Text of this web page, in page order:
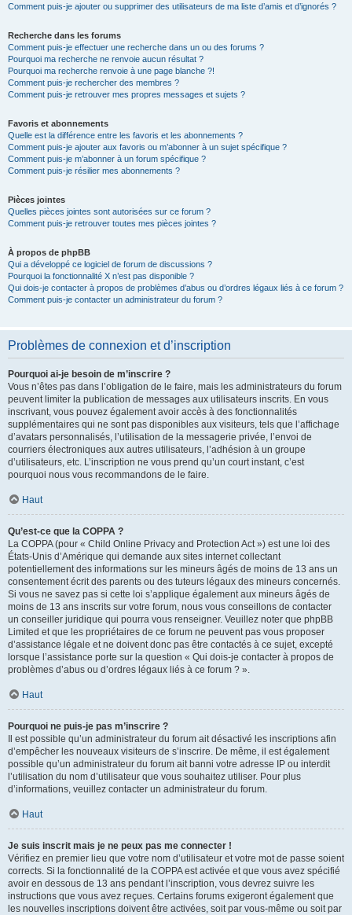
Comment puis-je ajouter ou supprimer des utilisateurs de ma liste d’amis et d’ignorés ?
Recherche dans les forums
Comment puis-je effectuer une recherche dans un ou des forums ?
Pourquoi ma recherche ne renvoie aucun résultat ?
Pourquoi ma recherche renvoie à une page blanche ?!
Comment puis-je rechercher des membres ?
Comment puis-je retrouver mes propres messages et sujets ?
Favoris et abonnements
Quelle est la différence entre les favoris et les abonnements ?
Comment puis-je ajouter aux favoris ou m’abonner à un sujet spécifique ?
Comment puis-je m’abonner à un forum spécifique ?
Comment puis-je résilier mes abonnements ?
Pièces jointes
Quelles pièces jointes sont autorisées sur ce forum ?
Comment puis-je retrouver toutes mes pièces jointes ?
À propos de phpBB
Qui a développé ce logiciel de forum de discussions ?
Pourquoi la fonctionnalité X n’est pas disponible ?
Qui dois-je contacter à propos de problèmes d’abus ou d’ordres légaux liés à ce forum ?
Comment puis-je contacter un administrateur du forum ?
Problèmes de connexion et d’inscription
Pourquoi ai-je besoin de m’inscrire ?
Vous n’êtes pas dans l’obligation de le faire, mais les administrateurs du forum
peuvent limiter la publication de messages aux utilisateurs inscrits. En vous
inscrivant, vous pouvez également avoir accès à des fonctionnalités
supplémentaires qui ne sont pas disponibles aux visiteurs, tels que l’affichage
d’avatars personnalisés, l’utilisation de la messagerie privée, l’envoi de
courriers électroniques aux autres utilisateurs, l’adhésion à un groupe
d’utilisateurs, etc. L’inscription ne vous prend qu’un court instant, c’est
pourquoi nous vous recommandons de le faire.
Haut
Qu’est-ce que la COPPA ?
La COPPA (pour « Child Online Privacy and Protection Act ») est une loi des
États-Unis d’Amérique qui demande aux sites internet collectant
potentiellement des informations sur les mineurs âgés de moins de 13 ans un
consentement écrit des parents ou des tuteurs légaux des mineurs concernés.
Si vous ne savez pas si cette loi s’applique également aux mineurs âgés de
moins de 13 ans inscrits sur votre forum, nous vous conseillons de contacter
un conseiller juridique qui pourra vous renseigner. Veuillez noter que phpBB
Limited et que les propriétaires de ce forum ne peuvent pas vous proposer
d’assistance légale et ne doivent donc pas être contactés à ce sujet, excepté
lorsque l’assistance porte sur la question « Qui dois-je contacter à propos de
problèmes d’abus ou d’ordres légaux liés à ce forum ? ».
Haut
Pourquoi ne puis-je pas m’inscrire ?
Il est possible qu’un administrateur du forum ait désactivé les inscriptions afin
d’empêcher les nouveaux visiteurs de s’inscrire. De même, il est également
possible qu’un administrateur du forum ait banni votre adresse IP ou interdit
l’utilisation du nom d’utilisateur que vous souhaitez utiliser. Pour plus
d’informations, veuillez contacter un administrateur du forum.
Haut
Je suis inscrit mais je ne peux pas me connecter !
Vérifiez en premier lieu que votre nom d’utilisateur et votre mot de passe soient
corrects. Si la fonctionnalité de la COPPA est activée et que vous avez spécifié
avoir en dessous de 13 ans pendant l’inscription, vous devrez suivre les
instructions que vous avez reçues. Certains forums exigeront également que
les nouvelles inscriptions doivent être activées, soit par vous-même ou soit par